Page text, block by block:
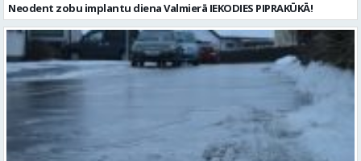
Neodent zobu implantu diena Valmierā IEKODIES PIPRAKŪKĀ!